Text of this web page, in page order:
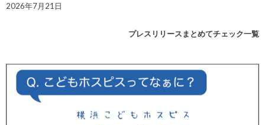
2026年7月21日
プレスリリースまとめてチェック一覧